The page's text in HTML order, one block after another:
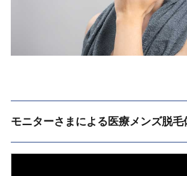
モニターさまによる医療メンズ脱毛